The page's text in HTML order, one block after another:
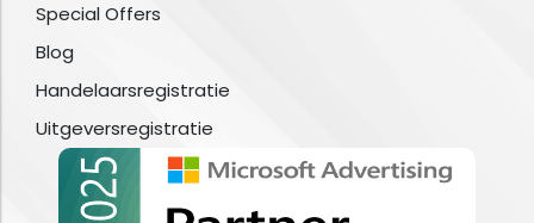
Special Offers
Blog
Handelaarsregistratie
Uitgeversregistratie